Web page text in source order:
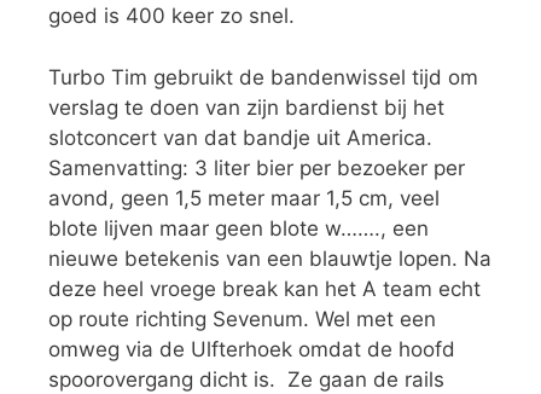
goed is 400 keer zo snel.
Turbo Tim gebruikt de bandenwissel tijd om
verslag te doen van zijn bardienst bij het
slotconcert van dat bandje uit America.
Samenvatting: 3 liter bier per bezoeker per
avond, geen 1,5 meter maar 1,5 cm, veel
blote lijven maar geen blote w……., een
nieuwe betekenis van een blauwtje lopen. Na
deze heel vroege break kan het A team echt
op route richting Sevenum. Wel met een
omweg via de Ulfterhoek omdat de hoofd
spoorovergang dicht is. Ze gaan de rails